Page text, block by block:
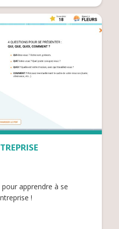
apprendre à se
!